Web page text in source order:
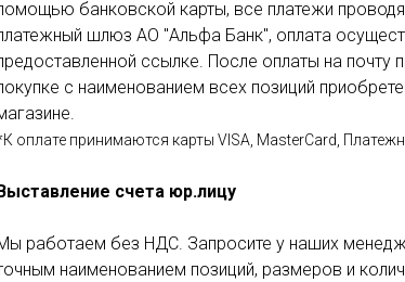
банковской карты, все платежи
шлюз АО "Альфа Банк", оплата
ссылке. После оплаты на почту
с наименованием всех позиций
оплате принимаются карты VISA, MasterCard,
Выставление счета юр.лицу
работаем без НДС. Запросите у наших
наименованием позиций, размеров и